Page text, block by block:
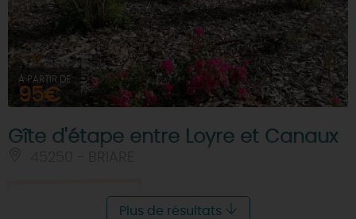
À PARTIR DE
95€
Gîte d'étape entre Loyre et Canaux
Je réserve
Plus de résultats